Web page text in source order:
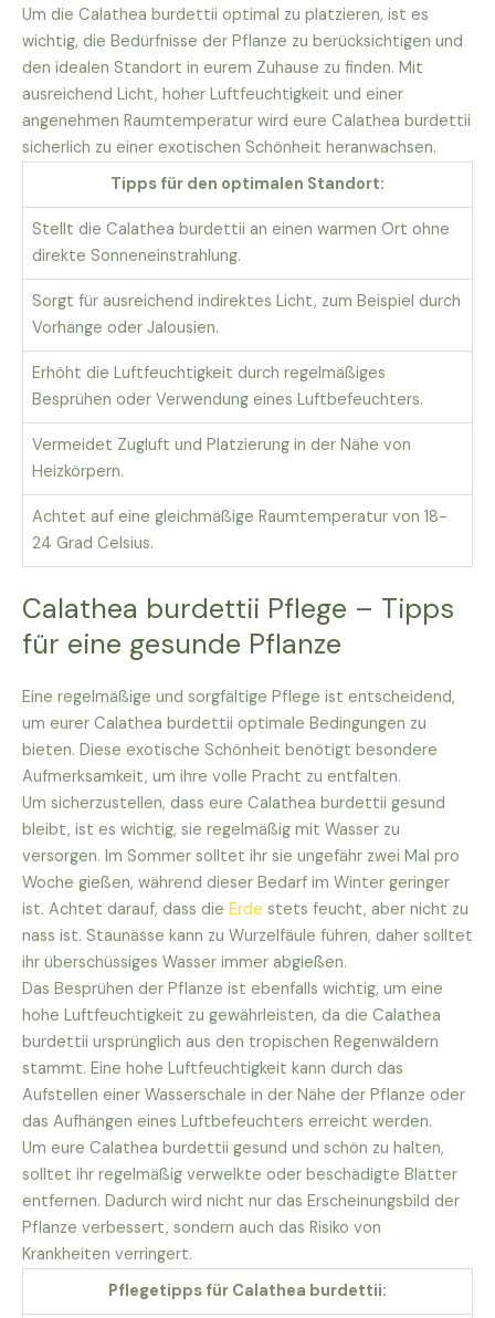
Um die Calathea burdettii optimal zu platzieren, ist es
wichtig, die Bedürfnisse der Pflanze zu berücksichtigen und
den idealen Standort in eurem Zuhause zu finden. Mit
ausreichend Licht, hoher Luftfeuchtigkeit und einer
angenehmen Raumtemperatur wird eure Calathea burdettii
sicherlich zu einer exotischen Schönheit heranwachsen.
Tipps für den optimalen Standort:
Stellt die Calathea burdettii an einen warmen Ort ohne
direkte Sonneneinstrahlung.
Sorgt für ausreichend indirektes Licht, zum Beispiel durch
Vorhänge oder Jalousien.
Erhöht die Luftfeuchtigkeit durch regelmäßiges
Besprühen oder Verwendung eines Luftbefeuchters.
Vermeidet Zugluft und Platzierung in der Nähe von
Heizkörpern.
Achtet auf eine gleichmäßige Raumtemperatur von 18-
24 Grad Celsius.
Calathea burdettii Pflege – Tipps
für eine gesunde Pflanze
Eine regelmäßige und sorgfältige Pflege ist entscheidend,
um eurer Calathea burdettii optimale Bedingungen zu
bieten. Diese exotische Schönheit benötigt besondere
Aufmerksamkeit, um ihre volle Pracht zu entfalten.
Um sicherzustellen, dass eure Calathea burdettii gesund
bleibt, ist es wichtig, sie regelmäßig mit Wasser zu
versorgen. Im Sommer solltet ihr sie ungefähr zwei Mal pro
Woche gießen, während dieser Bedarf im Winter geringer
ist. Achtet darauf, dass die Erde stets feucht, aber nicht zu
nass ist. Staunässe kann zu Wurzelfäule führen, daher solltet
ihr überschüssiges Wasser immer abgießen.
Das Besprühen der Pflanze ist ebenfalls wichtig, um eine
hohe Luftfeuchtigkeit zu gewährleisten, da die Calathea
burdettii ursprünglich aus den tropischen Regenwäldern
stammt. Eine hohe Luftfeuchtigkeit kann durch das
Aufstellen einer Wasserschale in der Nähe der Pflanze oder
das Aufhängen eines Luftbefeuchters erreicht werden.
Um eure Calathea burdettii gesund und schön zu halten,
solltet ihr regelmäßig verwelkte oder beschädigte Blätter
entfernen. Dadurch wird nicht nur das Erscheinungsbild der
Pflanze verbessert, sondern auch das Risiko von
Krankheiten verringert.
Pflegetipps für Calathea burdettii: